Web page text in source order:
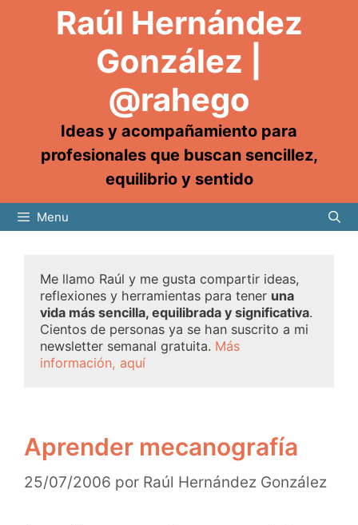
Raúl Hernández
González |
@rahego
Ideas y acompañamiento para
profesionales que buscan sencillez,
equilibrio y sentido
Menu
Me llamo Raúl y me gusta compartir ideas,
reflexiones y herramientas para tener una
vida más sencilla, equilibrada y significativa.
Cientos de personas ya se han suscrito a mi
newsletter semanal gratuita. Más
información, aquí
Aprender mecanografía
25/07/2006 por Raúl Hernández González